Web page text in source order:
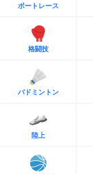
ボートレース
格闘技
バドミントン
陸上